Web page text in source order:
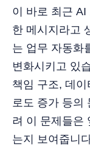
이 바로 최근 AI
한 메시지라고
는 업무 자동화
변화시키고 있
책임 구조, 데
로도 증가 등의
려 이 문제들은
는지 보여줍니